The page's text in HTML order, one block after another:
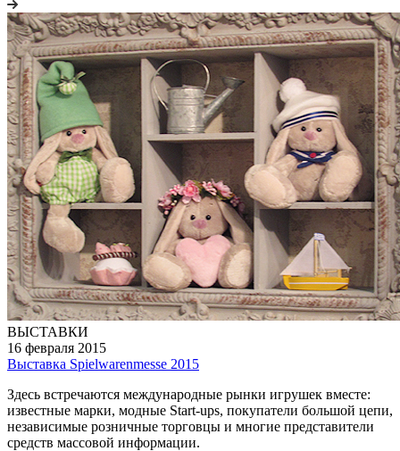
ВЫСТАВКИ
16 февраля 2015
Выставка Spielwarenmesse 2015
Здесь встречаются международные рынки игрушек вместе:
известные марки, модные Start‑ups, покупатели большой цепи,
независимые розничные торговцы и многие представители
средств массовой информации.